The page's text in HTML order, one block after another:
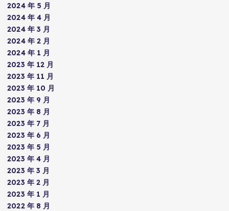
2024 年 5 月
2024 年 4 月
2024 年 3 月
2024 年 2 月
2024 年 1 月
2023 年 12 月
2023 年 11 月
2023 年 10 月
2023 年 9 月
2023 年 8 月
2023 年 7 月
2023 年 6 月
2023 年 5 月
2023 年 4 月
2023 年 3 月
2023 年 2 月
2023 年 1 月
2022 年 8 月